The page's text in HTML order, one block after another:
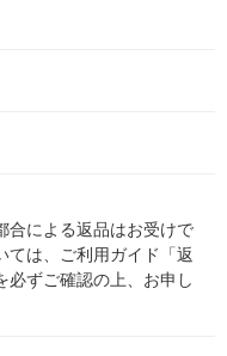
合による返品はお受けで
ては、ご利用ガイド「返
必ずご確認の上、お申し